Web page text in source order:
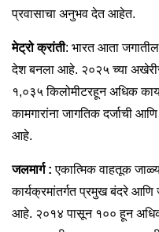
प्रवासाचा अनुभव देत आहेत.
मेट्रो क्रांती: भारत आता
देश बनला आहे. २०२५ च्या
१,०३५ किलोमीटरहून अधिक
कामगारांना जागतिक दर्जाची
आहे.
जलमार्ग :एकात्मिक वाहतूक
कार्यक्रमांतर्गत प्रमुख बंदरे आणि
आहे. २०१४ पासून १०० हून